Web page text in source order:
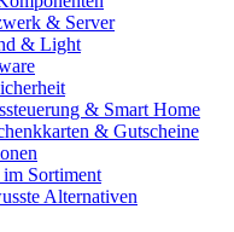
& Server
& Light
& Smart Home
& Gutscheine
Sortiment
Alternativen